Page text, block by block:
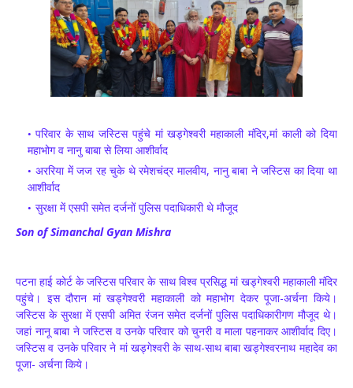
परिवार के साथ जस्टिस पहुंचे मां खड्गेश्वरी महाकाली मंदिर,मां काली को दिया
महाभोग व नानु बाबा से लिया आशीर्वाद
अररिया में जज रह चुके थे रमेशचंद्र मालवीय, नानु बाबा ने जस्टिस का दिया था
आशीर्वाद
सुरक्षा में एसपी समेत दर्जनों पुलिस पदाधिकारी थे मौजूद
Son of Simanchal Gyan Mishra
पटना हाई कोर्ट के जस्टिस परिवार के साथ विश्व प्रसिद्ध मां खड्गेश्वरी महाकाली मंदिर
पहुंचे। इस दौरान मां खड्गेश्वरी महाकाली को महाभोग देकर पूजा-अर्चना किये।
जस्टिस के सुरक्षा में एसपी अमित रंजन समेत दर्जनों पुलिस पदाधिकारीगण मौजूद थे।
जहां नानू बाबा ने जस्टिस व उनके परिवार को चुनरी व माला पहनाकर आशीर्वाद दिए।
जस्टिस व उनके परिवार ने मां खड्गेश्वरी के साथ-साथ बाबा खड्गेश्वरनाथ महादेव का
पूजा- अर्चना किये।